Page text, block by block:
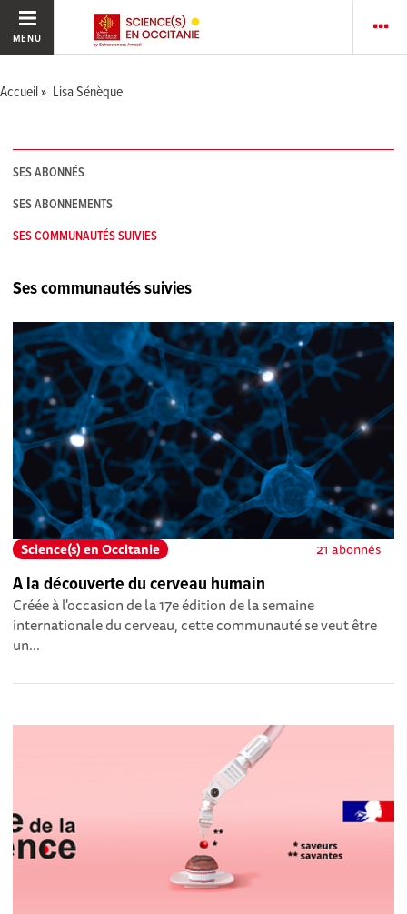
MENU
Accueil Lisa Sénèque
SES ABONNÉS
SES ABONNEMENTS
SES COMMUNAUTÉS SUIVIES
Ses communautés suivies
Science(s) en Occitanie 21 abonnés
A la découverte du cerveau humain
Créée à l'occasion de la 17e édition de la semaine
internationale du cerveau, cette communauté se veut être
un...